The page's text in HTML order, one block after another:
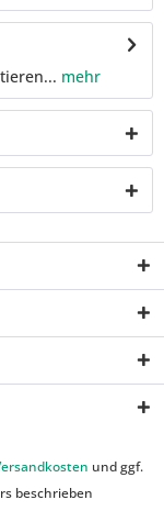
mehr
und ggf.
beschrieben